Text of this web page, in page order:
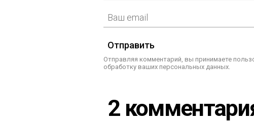
Отправить
Отправляя комментарий, вы принимаете
обработку ваших персональных данных.
2